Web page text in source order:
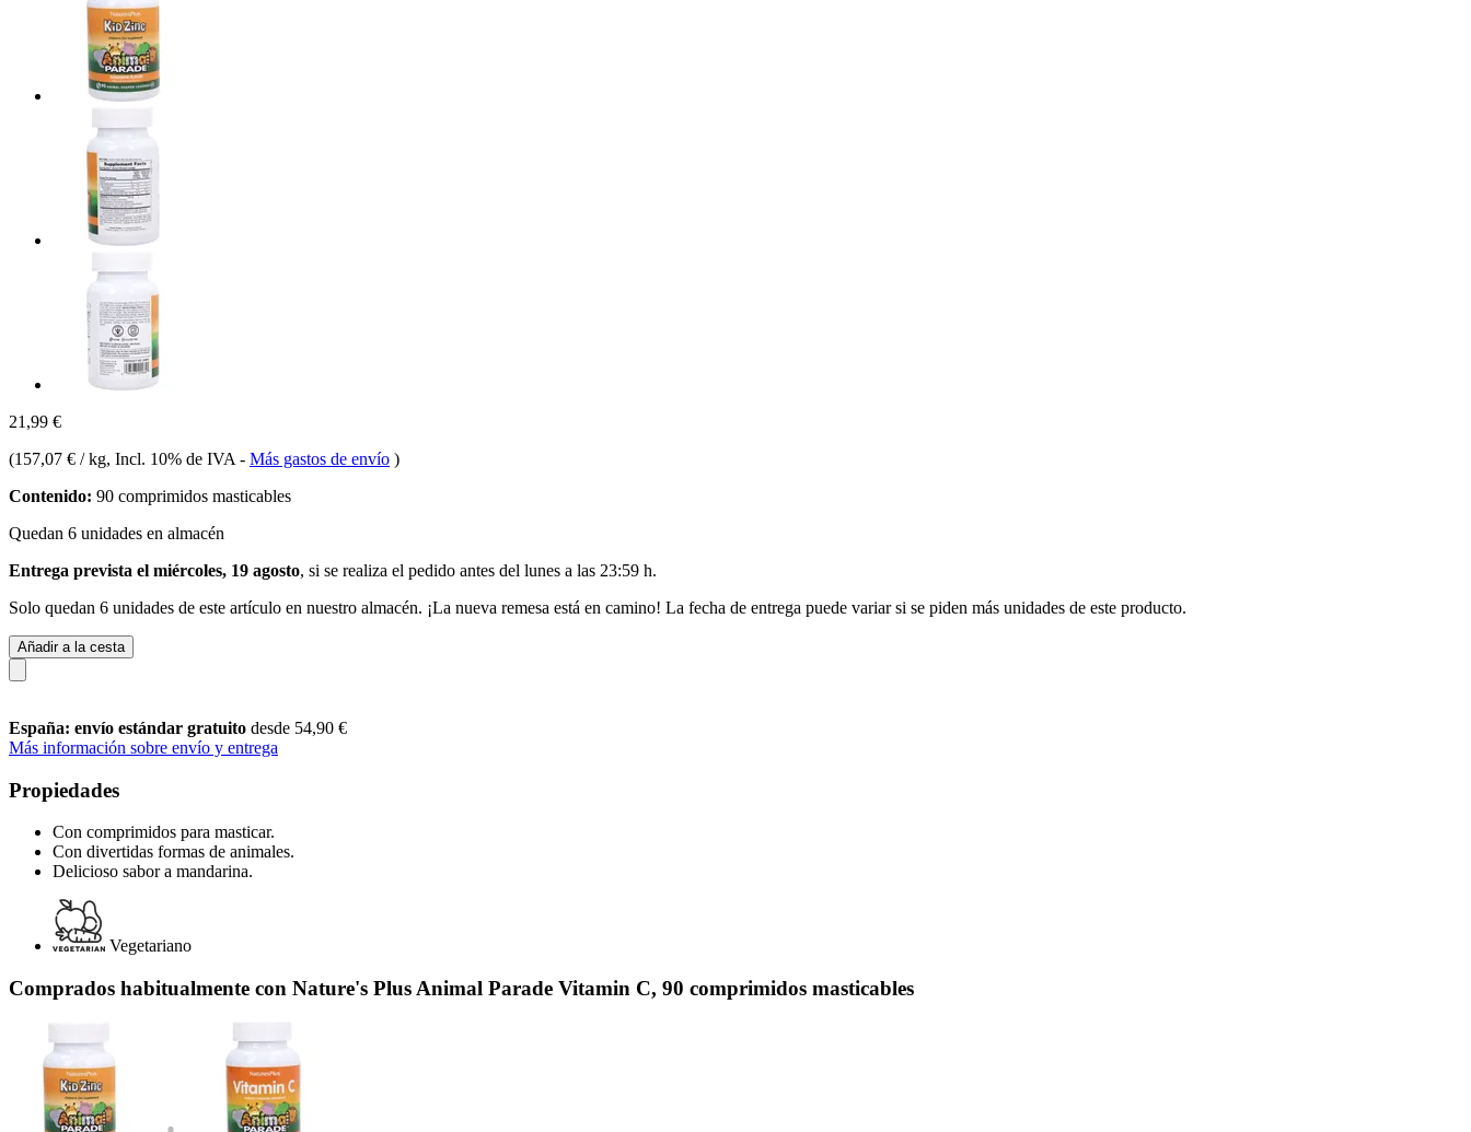
21,99 €
(157,07 € / kg, Incl. 10% de IVA - Más gastos de envío )
Contenido: 90 comprimidos masticables
Quedan 6 unidades en almacén
Entrega prevista el miércoles, 19 agosto, si se realiza el pedido antes del lunes a las 23:59 h.
Solo quedan 6 unidades de este artículo en nuestro almacén. ¡La nueva remesa está en camino! La fecha de entrega puede variar si se piden más unidades de este producto.
Añadir a la cesta
España: envío estándar gratuito desde 54,90 €
Más información sobre envío y entrega
Propiedades
Con comprimidos para masticar.
Con divertidas formas de animales.
Delicioso sabor a mandarina.
Vegetariano
Comprados habitualmente con Nature's Plus Animal Parade Vitamin C, 90 comprimidos masticables